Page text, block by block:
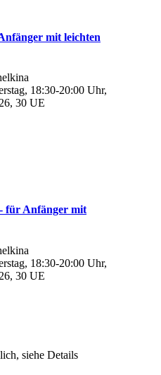
mit leichten
18:30-20:00 Uhr,
30 UE
für Anfänger mit
18:30-20:00 Uhr,
30 UE
siehe Details